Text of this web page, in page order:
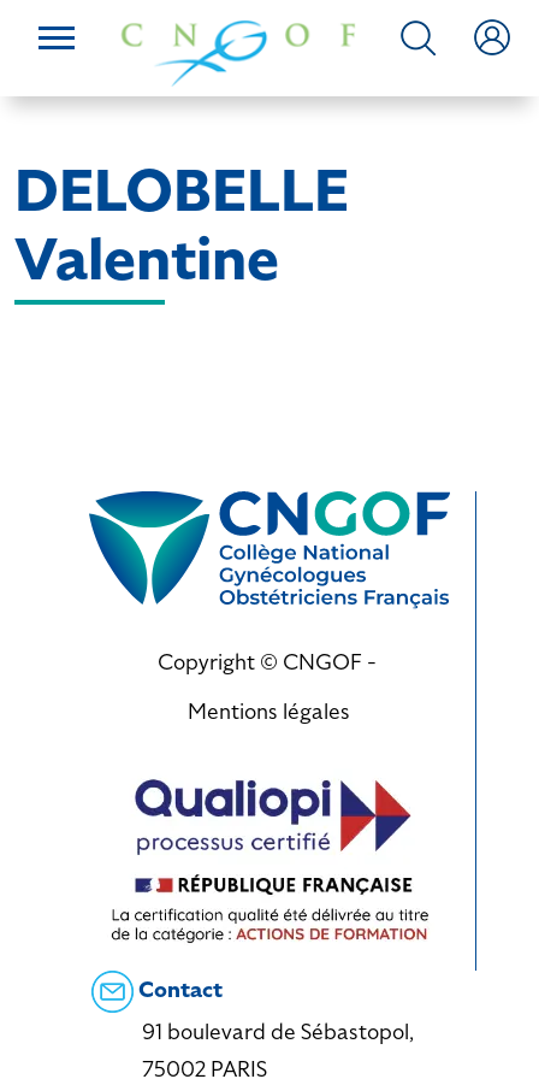
DELOBELLE
Valentine
Copyright © CNGOF -
Mentions légales
Contact
91 boulevard de Sébastopol,
75002 PARIS